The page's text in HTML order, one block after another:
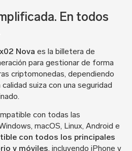
En todos
Nova es la billetera de
para gestionar de forma
criptomonedas, dependiendo
suiza con una seguridad
con todas las
macOS, Linux, Android e
con todos los principales
y móviles, incluyendo iPhone y